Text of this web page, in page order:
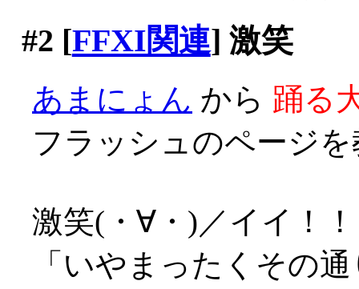
#2 [FFXI関連] 激笑
あまにょん から 踊る
フラッシュのページ
激笑(・∀・)／イイ！！
「いやまったくその